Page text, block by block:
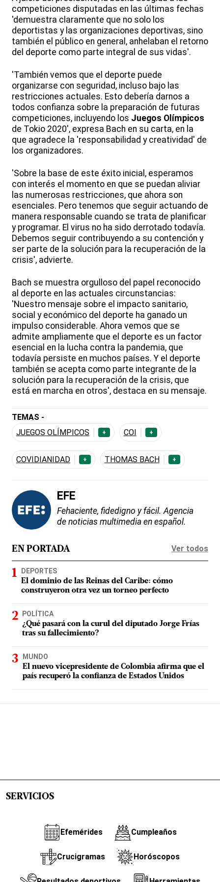
competiciones disputadas en las últimas fechas
'demuestra claramente que no solo los
deportistas y las organizaciones deportivas, sino
también el público en general, anhelaban el retorno
del deporte como parte integral de sus vidas'.
'También vemos que el deporte puede
organizarse con seguridad, incluso bajo las
restricciones actuales. Esto debería darnos a
todos confianza sobre la preparación de futuras
competiciones, incluyendo los Juegos Olímpicos
de Tokio 2020', expresa Bach en su carta, en la
que agradece la 'responsabilidad y creatividad' de
los organizadores.
'Sobre la base de este éxito inicial, esperamos
con interés el momento en que se puedan aliviar
las numerosas restricciones, que ahora son
esenciales. Pero tenemos que seguir actuando de
manera responsable cuando se trata de planificar
y programar. El virus no ha sido derrotado todavía.
Debemos seguir contribuyendo a su contención y
ser parte de la solución para la recuperación de la
crisis', advierte.
Bach se muestra orgulloso del papel reconocido
al deporte en las actuales circunstancias:
'Nuestro mensaje sobre el impacto sanitario,
social y económico del deporte ha ganado un
impulso considerable. Ahora vemos que se
admite ampliamente que el deporte es un factor
esencial en la lucha contra la pandemia, que
todavía persiste en muchos países. Y el deporte
también se acepta como parte integrante de la
solución para la recuperación de la crisis, que
está en marcha en otros', destaca en su mensaje.
TEMAS -
JUEGOS OLÍMPICOS
+ COI +
COVIDIANIDAD + THOMAS BACH +
EFE
Fehaciente, fidedigno y fácil. Agencia
de noticias multimedia en español.
EN PORTADA Ver todos
DEPORTES
El dominio de las Reinas del Caribe: cómo
construyeron otra vez un torneo perfecto
POLÍTICA
¿Qué pasará con la curul del diputado Jorge Frías
tras su fallecimiento?
MUNDO
El nuevo vicepresidente de Colombia afirma que el
país recuperó la confianza de Estados Unidos
SERVICIOS
Efemérides Cumpleaños
Crucigramas Horóscopos